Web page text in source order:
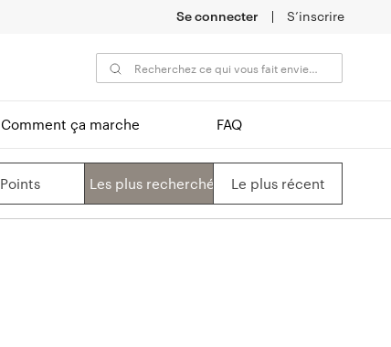
Se connecter S’inscrire
Comment ça marche FAQ
Points Les plus recherchés Le plus récent